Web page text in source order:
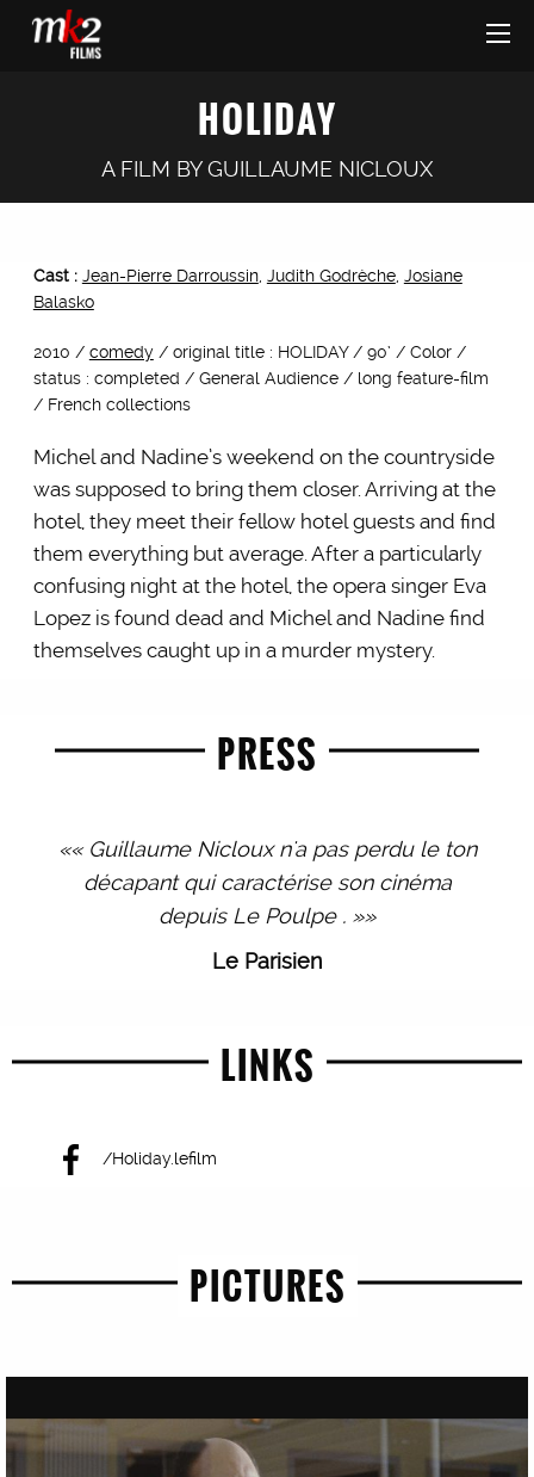
HOLIDAY
A FILM BYGUILLAUME NICLOUX
Cast : Jean-Pierre Darroussin, Judith Godrèche, Josiane
Balasko
2010 / comedy/ original title : HOLIDAY / 90’ / Color /
status : completed / General Audience / long feature-film
/ French collections
Michel and Nadine’s weekend on the countryside
was supposed to bring them closer. Arriving at the
hotel, they meet their fellow hotel guests and find
them everything but average. After a particularly
confusing night at the hotel, the opera singer Eva
Lopez is found dead and Michel and Nadine find
themselves caught up in a murder mystery.
PRESS
«« Guillaume Nicloux n'a pas perdu le ton
décapant qui caractérise son cinéma
depuis Le Poulpe . »»
Le Parisien
LINKS
/Holiday.lefilm
PICTURES